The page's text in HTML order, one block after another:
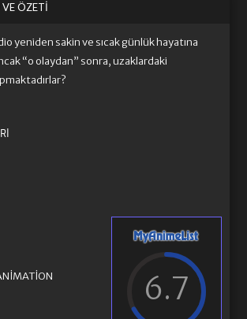
ÖZETI
yeniden sakin ve sıcak günlük hayatına
“o olaydan” sonra, uzaklardaki
6.7